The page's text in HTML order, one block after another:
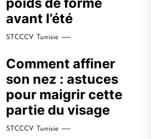
avant l’été
STCCCV Tunisie
Comment affiner
son nez : astuces
pour maigrir cette
partie du visage
STCCCV Tunisie